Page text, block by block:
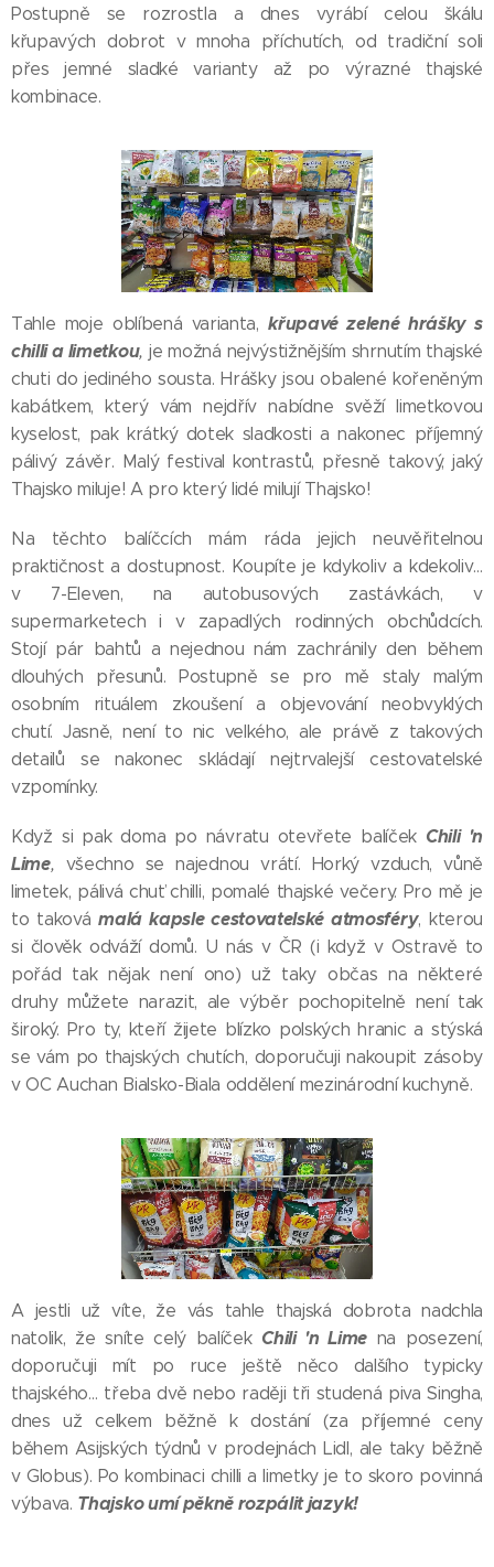
Postupně se rozrostla a dnes vyrábí celou škálu
křupavých dobrot v mnoha příchutích, od tradiční soli
přes jemné sladké varianty až po výrazné thajské
kombinace.
Tahle moje oblíbená varianta,křupavé zelené hrášky s
chilli a limetkou, je možná nejvýstižnějším shrnutím thajské
chuti do jediného sousta. Hrášky jsou obalené kořeněným
kabátkem, který vám nejdřív nabídne svěží limetkovou
kyselost, pak krátký dotek sladkosti a nakonec příjemný
pálivý závěr. Malý festival kontrastů, přesně takový, jaký
Thajsko miluje! A pro který lidé milují Thajsko!
Na těchto balíčcích mám ráda jejich neuvěřitelnou
praktičnost a dostupnost. Koupíte je kdykoliv a kdekoliv…
v 7-Eleven, na autobusových zastávkách, v
supermarketech i v zapadlých rodinných obchůdcích.
Stojí pár bahtů a nejednou nám zachránily den během
dlouhých přesunů. Postupně se pro mě staly malým
osobním rituálem zkoušení a objevování neobvyklých
chutí. Jasně, není to nic velkého, ale právě z takových
detailů se nakonec skládají nejtrvalejší cestovatelské
vzpomínky.
Když si pak doma po návratu otevřete balíček Chili 'n
Lime, všechno se najednou vrátí. Horký vzduch, vůně
limetek, pálivá chuť chilli, pomalé thajské večery. Pro mě je
to takovámalá kapsle cestovatelské atmosféry, kterou
si člověk odváží domů. U nás v ČR (i když v Ostravě to
pořád tak nějak není ono) už taky občas na některé
druhy můžete narazit, ale výběr pochopitelně není tak
široký. Pro ty, kteří žijete blízko polských hranic a stýská
se vám po thajských chutích, doporučuji nakoupit zásoby
v OC Auchan Bialsko-Biala oddělení mezinárodní kuchyně.
A jestli už víte, že vás tahle thajská dobrota nadchla
natolik, že sníte celý balíček Chili 'n Lime na posezení,
doporučuji mít po ruce ještě něco dalšího typicky
thajského… třeba dvě nebo raději tři studená piva Singha,
dnes už celkem běžně k dostání (za příjemné ceny
během Asijských týdnů v prodejnách Lidl, ale taky běžně
v Globus). Po kombinaci chilli a limetky je to skoro povinná
výbava. Thajsko umí pěkně rozpálit jazyk!